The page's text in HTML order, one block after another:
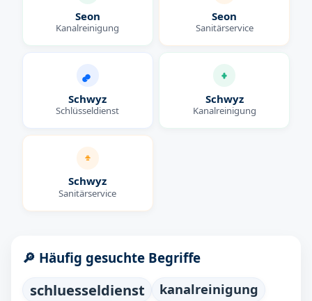
Seon
Kanalreinigung
Seon
Sanitärservice
Schwyz
Schlüsseldienst
Schwyz
Kanalreinigung
Schwyz
Sanitärservice
🔎 Häufig gesuchte Begriffe
schluesseldienst kanalreinigung